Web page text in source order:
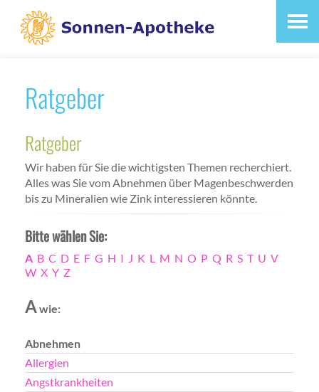
Ratgeber
Ratgeber
Wir haben für Sie die wichtigsten Themen recherchiert.
Alles was Sie vom Abnehmen über Magenbeschwerden
bis zu Mineralien wie Zink interessieren könnte.
Bitte wählen Sie:
A B C D E F G H I J K L M N O P Q R S T U V
W X Y Z
Awie:
Abnehmen
Allergien
Angstkrankheiten